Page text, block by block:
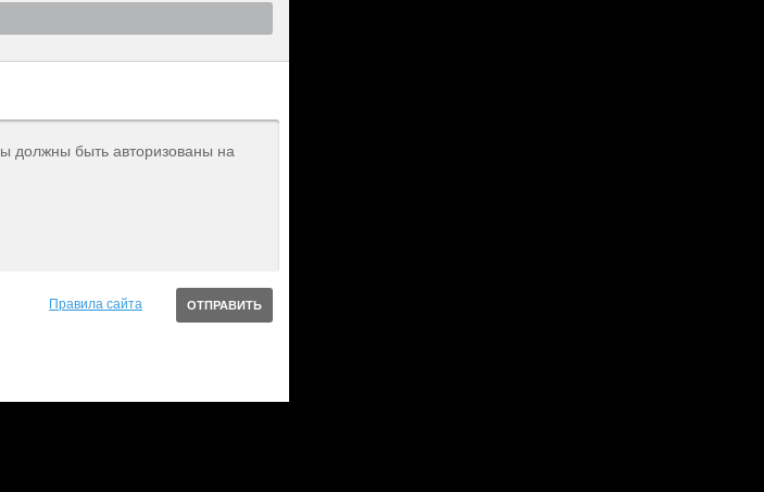
должны быть авторизованы на
Правила сайта